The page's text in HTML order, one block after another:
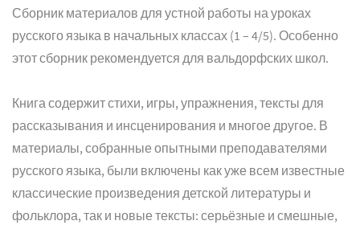
Сборник материалов для устной работы на уроках
русского языка в начальных классах (1 – 4/5). Особенно
этот сборник рекомендуется для вальдорфских школ.
Книга содержит стихи, игры, упражнения, тексты для
рассказывания и инсценирования и многое другое. В
материалы, собранные опытными преподавателями
русского языка, были включены как уже всем известные
классические произведения детской литературы и
фольклора, так и новые тексты: серьёзные и смешные,